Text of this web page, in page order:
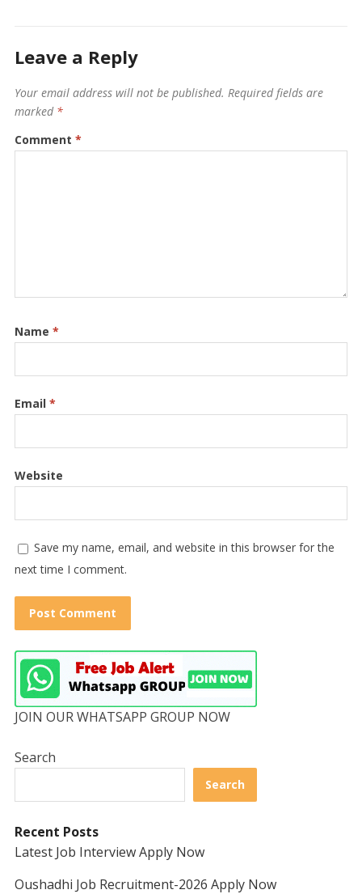
Leave a Reply
Your email address will not be published. Required fields are
marked *
Comment *
Name *
Email *
Website
Save my name, email, and website in this browser for the
next time I comment.
JOIN OUR WHATSAPP GROUP NOW
Search
Search
Recent Posts
Latest Job Interview Apply Now
Oushadhi Job Recruitment-2026 Apply Now